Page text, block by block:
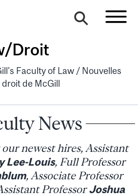
Droit
Faculty of Law / Nouvelles
de McGill
News
newest hires, Assistant
Lee-Louis, Full Professor
, Associate Professor
ProfessorJoshua